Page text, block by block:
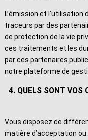
L’émission et
traceurs par des
de protection de la vie
ces traitements et les
par ces partenaires
notre plateforme de
4. QUELS SONT VOS
Vous disposez de
matière d’acceptation